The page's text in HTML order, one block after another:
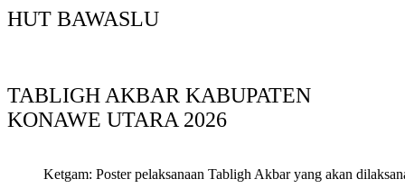
HUT BAWASLU
TABLIGH AKBAR KABUPATEN
KONAWE UTARA 2026
Ketgam: Poster pelaksanaan Tabligh Akbar yang akan